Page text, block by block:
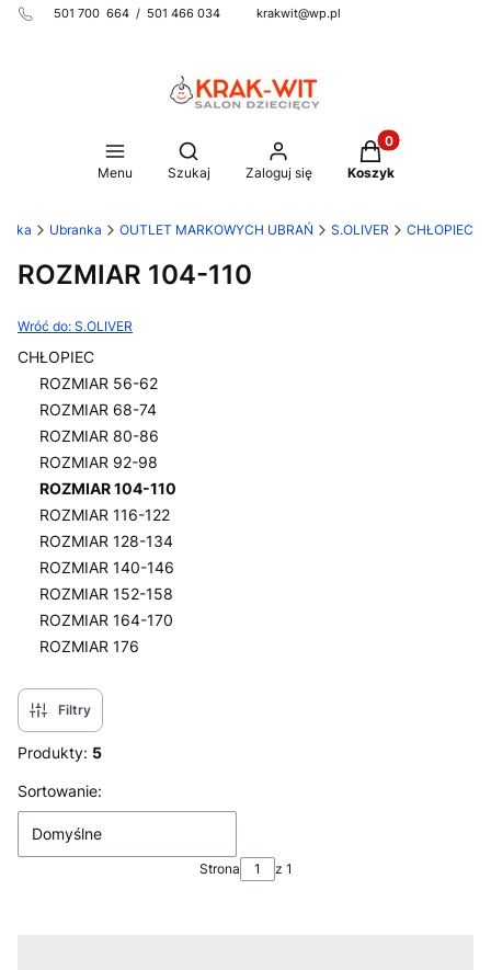
501 700 664 / 501 466 034 krakwit@wp.pl
Menu
Otwórz wyszukiwarkę
Szukaj Zaloguj się
Produkty w
Koszyk
Ubranka OUTLET MARKOWYCH UBRAŃ S.OLIVER CHŁOPIEC
ROZMIAR 104-110
Wróć do: S.OLIVER
CHŁOPIEC
ROZMIAR 56-62
ROZMIAR 68-74
ROZMIAR 80-86
ROZMIAR 92-98
ROZMIAR 104-110
ROZMIAR 116-122
ROZMIAR 128-134
ROZMIAR 140-146
ROZMIAR 152-158
ROZMIAR 164-170
ROZMIAR 176
Filtry
Produkty: 5
Lista produktów
Sortowanie:
Domyślne
Strona z 1